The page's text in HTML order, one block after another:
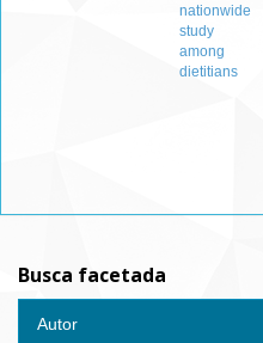
nationwide
study
among
dietitians
Busca facetada
Autor